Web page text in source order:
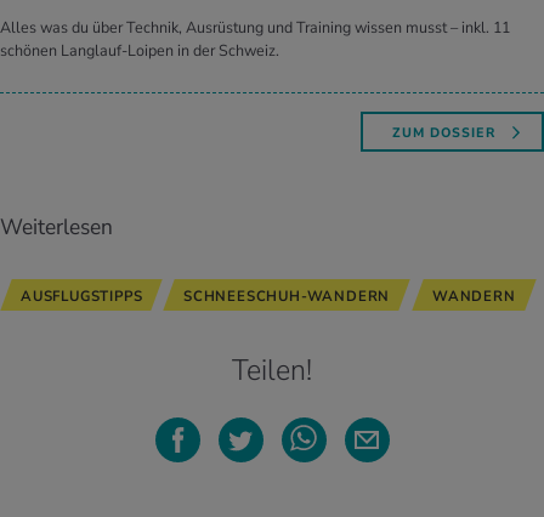
Alles was du über Technik, Ausrüstung und Training wissen musst – inkl. 11
schönen Langlauf-Loipen in der Schweiz.
ZUM DOSSIER
Weiterlesen
AUSFLUGSTIPPS SCHNEESCHUH-WANDERN WANDERN
Teilen!